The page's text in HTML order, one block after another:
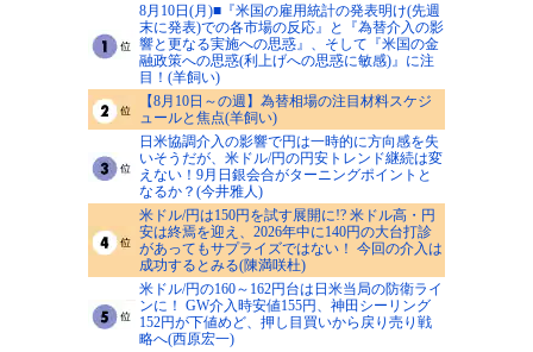
8月10日(月)■『米国の雇用統計の発表明け(先週
末に発表)での各市場の反応』と『為替介入の影
響と更なる実施への思惑』、そして『米国の金
融政策への思惑(利上げへの思惑に敏感)』に注
目！(羊飼い)
【8月10日～の週】為替相場の注目材料スケジ
ュールと焦点(羊飼い)
日米協調介入の影響で円は一時的に方向感を失
いそうだが、米ドル/円の円安トレンド継続は変
えない！9月日銀会合がターニングポイントと
なるか？(今井雅人)
米ドル/円は150円を試す展開に!? 米ドル高・円
安は終焉を迎え、2026年中に140円の大台打診
があってもサプライズではない！ 今回の介入は
成功するとみる(陳満咲杜)
米ドル/円の160～162円台は日米当局の防衛ライ
ンに！ GW介入時安値155円、神田シーリング
152円が下値めど、押し目買いから戻り売り戦
略へ(西原宏一)